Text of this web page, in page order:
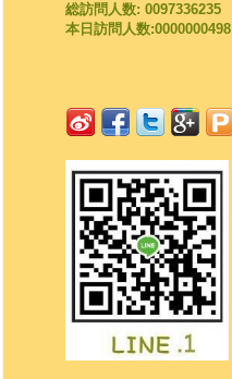
総訪問人数: 0097336235
本日訪問人数:0000000498